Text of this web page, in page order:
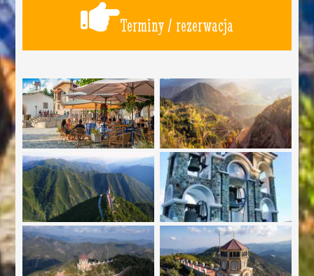
Terminy / rezerwacja